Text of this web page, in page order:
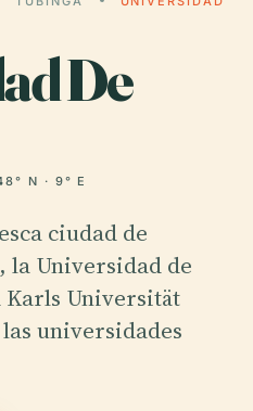
De
N · 9° E
ciudad de
la Universidad de
Universität
universidades